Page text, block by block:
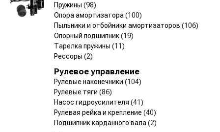
Пружины (98)
Опора амортизатора (100)
Пыльники и отбойники амортизаторов (106)
Опорный подшипник(19)
Тарелка пружины (11)
Рессоры (2)
Рулевое управление
Рулевые наконечники (104)
Рулевые тяги (86)
Насос гидроусилителя (41)
Рулевая рейка и крепление (40)
Подшипник карданного вала (2)